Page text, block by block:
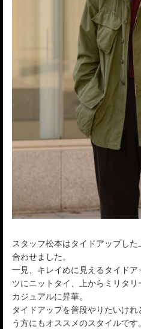
スタッフ松本はタイドアップし
合わせました。
一見、キレイめに見えるタイド
ツにニットタイ、上からミリタ
カジュアルに昇華。
タイドアップを普段やりたいけ
う方にもオススメのスタイルです。